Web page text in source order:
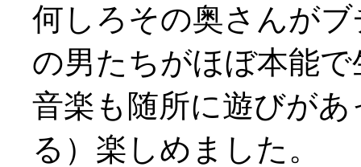
何しろその奥さんが
の男たちがほぼ本能
音楽も随所に遊びが
る）楽しめました。